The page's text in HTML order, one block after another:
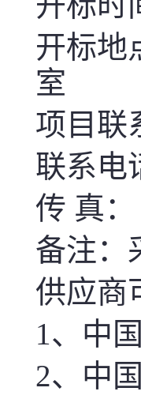
开标地
室
项目联
联系电
传 真：
备注：
供应商
1、中
2、中